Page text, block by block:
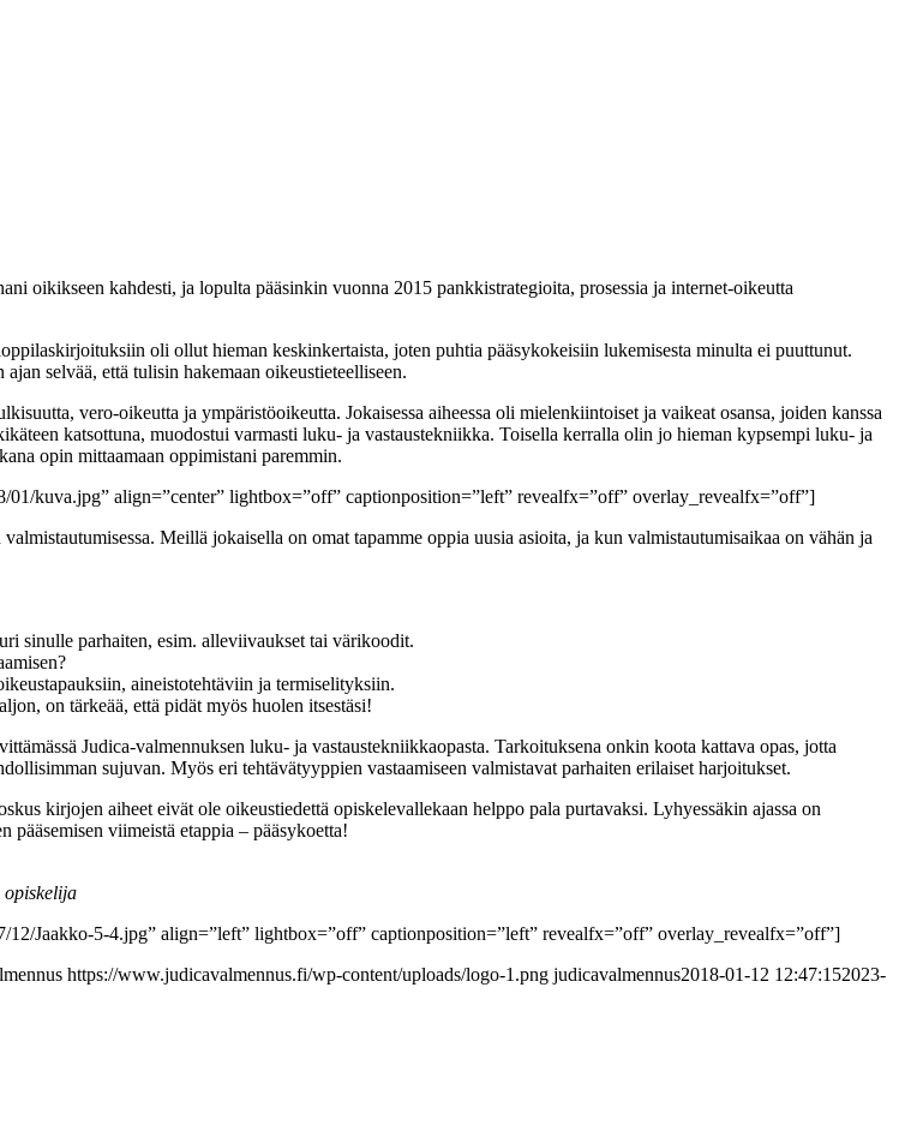
oikikseen kahdesti, ja lopulta pääsinkin vuonna 2015 pankkistrategioita, prosessia ja internet-oikeutta
oli ollut hieman keskinkertaista, joten puhtia pääsykokeisiin lukemisesta minulta ei puuttunut.
selvää, että tulisin hakemaan oikeustieteelliseen.
vero-oikeutta ja ympäristöoikeutta. Jokaisessa aiheessa oli mielenkiintoiset ja vaikeat osansa, joiden kanssa
katsottuna, muodostui varmasti luku- ja vastaustekniikka. Toisella kerralla olin jo hieman kypsempi luku- ja
opin mittaamaan oppimistani paremmin.
kuva.jpg” align=”center” lightbox=”off” captionposition=”left” revealfx=”off” overlay_revealfx=”off”]
Meillä jokaisella on omat tapamme oppia uusia asioita, ja kun valmistautumisaikaa on vähän ja
sinulle parhaiten, esim. alleviivaukset tai värikoodit.
aineistotehtäviin ja termiselityksiin.
on tärkeää, että pidät myös huolen itsestäsi!
Judica-valmennuksen luku- ja vastaustekniikkaopasta. Tarkoituksena onkin koota kattava opas, jotta
sujuvan. Myös eri tehtävätyyppien vastaamiseen valmistavat parhaiten erilaiset harjoitukset.
kirjojen aiheet eivät ole oikeustiedettä opiskelevallekaan helppo pala purtavaksi. Lyhyessäkin ajassa on
viimeistä etappia – pääsykoetta!
opiskelija
Jaakko-5-4.jpg” align=”left” lightbox=”off” captionposition=”left” revealfx=”off” overlay_revealfx=”off”]
https://www.judicavalmennus.fi/wp-content/uploads/logo-1.png judicavalmennus2018-01-12 12:47:152023-